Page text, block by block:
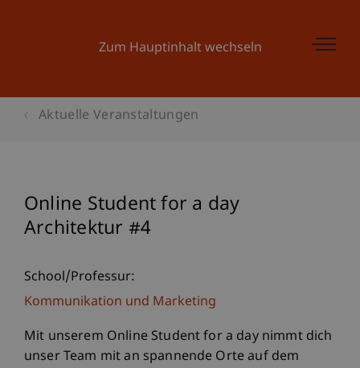
Zum Hauptinhalt wechseln
Aktuelle Veranstaltungen
Online Student for a day
Architektur #4
School/Professur:
Kommunikation und Marketing
Mit unserem Online Student for a day nimmt dich
unser Team mit an spannende Orte auf dem